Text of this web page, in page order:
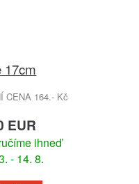
17cm
CENA 164.- Kč
EUR
ihneď
- 14. 8.